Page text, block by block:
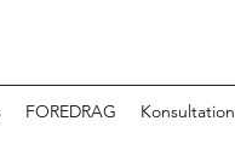
FOREDRAG Konsultation